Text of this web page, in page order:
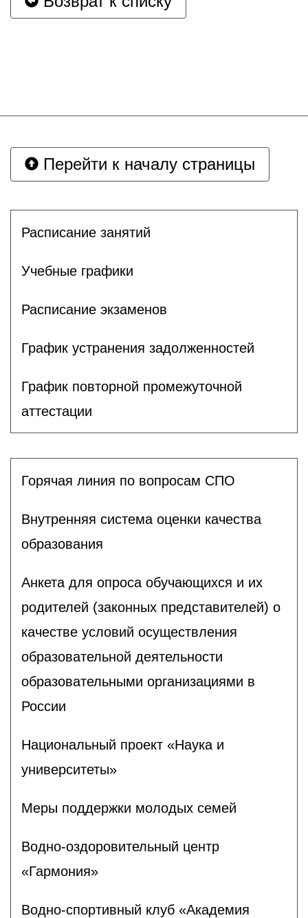
Перейти к началу страницы
Расписание занятий
Учебные графики
Расписание экзаменов
График устранения задолженностей
График повторной промежуточной
аттестации
Горячая линия по вопросам СПО
Внутренняя система оценки качества
образования
Анкета для опроса обучающихся и их
родителей (законных представителей) о
качестве условий осуществления
образовательной деятельности
образовательными организациями в
России
Национальный проект «Наука и
университеты»
Меры поддержки молодых семей
Водно-оздоровительный центр
«Гармония»
Водно-спортивный клуб «Академия